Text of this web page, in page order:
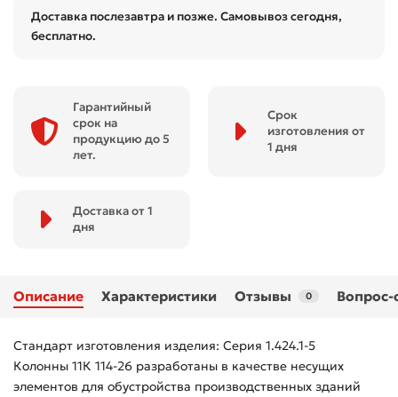
Доставка послезавтра и позже. Самовывоз сегодня,
бесплатно.
Гарантийный
срок на
продукцию до 5
лет.
Срок
изготовления от
1 дня
Доставка от 1
дня
Описание Характеристики Отзывы 0 Вопрос-
Стандарт изготовления изделия: Серия 1.424.1-5
Колонны 11К 114-26 разработаны в качестве несущих
элементов для обустройства производственных зданий